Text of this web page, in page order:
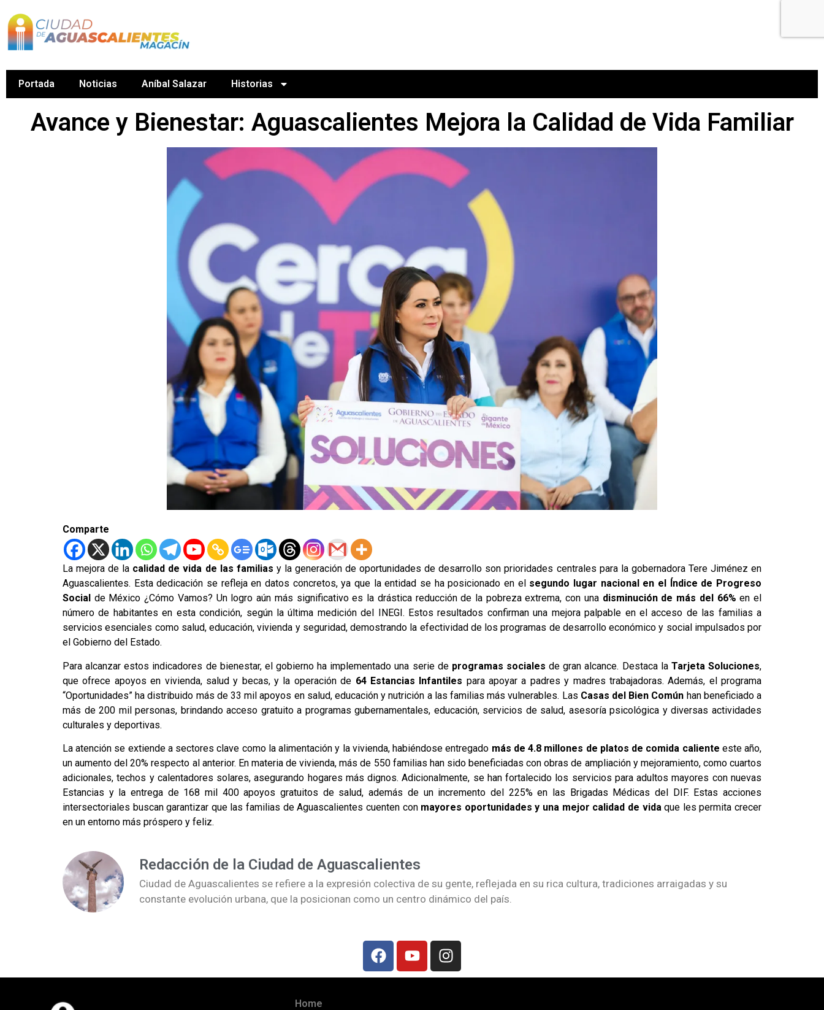
Portada Noticias Aníbal Salazar Historias
Avance y Bienestar: Aguascalientes Mejora la Calidad de Vida Familiar
Comparte
La mejora de la calidad de vida de las familias y la generación de oportunidades de desarrollo son prioridades centrales para la gobernadora Tere Jiménez en
Aguascalientes. Esta dedicación se refleja en datos concretos, ya que la entidad se ha posicionado en el segundo lugar nacional en el Índice de Progreso
Social de México ¿Cómo Vamos? Un logro aún más significativo es la drástica reducción de la pobreza extrema, con una disminución de más del 66% en el
número de habitantes en esta condición, según la última medición del INEGI. Estos resultados confirman una mejora palpable en el acceso de las familias a
servicios esenciales como salud, educación, vivienda y seguridad, demostrando la efectividad de los programas de desarrollo económico y social impulsados por
el Gobierno del Estado.
Para alcanzar estos indicadores de bienestar, el gobierno ha implementado una serie de programas sociales de gran alcance. Destaca la Tarjeta Soluciones,
que ofrece apoyos en vivienda, salud y becas, y la operación de 64 Estancias Infantiles para apoyar a padres y madres trabajadoras. Además, el programa
“Oportunidades” ha distribuido más de 33 mil apoyos en salud, educación y nutrición a las familias más vulnerables. Las Casas del Bien Común han beneficiado a
más de 200 mil personas, brindando acceso gratuito a programas gubernamentales, educación, servicios de salud, asesoría psicológica y diversas actividades
culturales y deportivas.
La atención se extiende a sectores clave como la alimentación y la vivienda, habiéndose entregado más de 4.8 millones de platos de comida caliente este año,
un aumento del 20% respecto al anterior. En materia de vivienda, más de 550 familias han sido beneficiadas con obras de ampliación y mejoramiento, como cuartos
adicionales, techos y calentadores solares, asegurando hogares más dignos. Adicionalmente, se han fortalecido los servicios para adultos mayores con nuevas
Estancias y la entrega de 168 mil 400 apoyos gratuitos de salud, además de un incremento del 225% en las Brigadas Médicas del DIF. Estas acciones
intersectoriales buscan garantizar que las familias de Aguascalientes cuenten con mayores oportunidades y una mejor calidad de vidaque les permita crecer
en un entorno más próspero y feliz.
Redacción de la Ciudad de Aguascalientes
Ciudad de Aguascalientes se refiere a la expresión colectiva de su gente, reflejada en su rica cultura, tradiciones arraigadas y su
constante evolución urbana, que la posicionan como un centro dinámico del país.
Home